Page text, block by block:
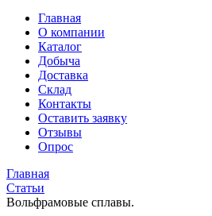
Главная
О компании
Каталог
Добыча
Доставка
Склад
Контакты
Оставить заявку
Отзывы
Опрос
Главная
Статьи
Вольфрамовые сплавы.